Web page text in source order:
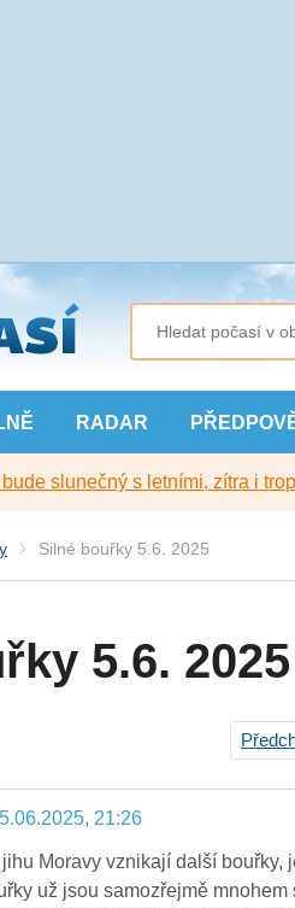
RADAR
slunečný s letními, zítra i
Silné bouřky 5.6. 2025
5.6. 2025
21:26
jihu Moravy vznikají další bouřky,
už jsou samozřejmě